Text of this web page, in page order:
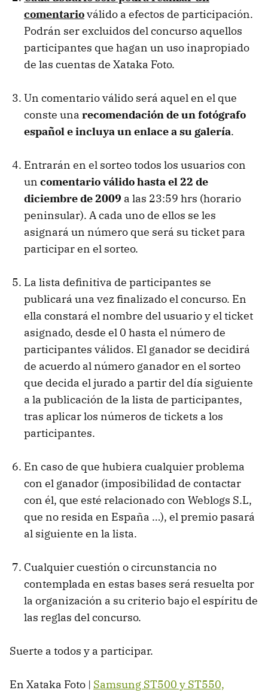
comentarioválido a efectos de participación.
Podrán ser excluidos del concurso aquellos
participantes que hagan un uso inapropiado
de las cuentas de Xataka Foto.
Un comentario válido será aquel en el que
conste una recomendación de un fotógrafo
español e incluya un enlace a su galería.
Entrarán en el sorteo todos los usuarios con
un comentario válido hasta el 22 de
diciembre de 2009 a las 23:59 hrs (horario
peninsular). A cada uno de ellos se les
asignará un número que será su ticket para
participar en el sorteo.
La lista definitiva de participantes se
publicará una vez finalizado el concurso. En
ella constará el nombre del usuario y el ticket
asignado, desde el 0 hasta el número de
participantes válidos. El ganador se decidirá
de acuerdo al número ganador en el sorteo
que decida el jurado a partir del día siguiente
a la publicación de la lista de participantes,
tras aplicar los números de tickets a los
participantes.
En caso de que hubiera cualquier problema
con el ganador (imposibilidad de contactar
con él, que esté relacionado con Weblogs S.L,
que no resida en España …), el premio pasará
al siguiente en la lista.
Cualquier cuestión o circunstancia no
contemplada en estas bases será resuelta por
la organización a su criterio bajo el espíritu de
las reglas del concurso.
Suerte a todos y a participar.
En Xataka Foto | Samsung ST500 y ST550,